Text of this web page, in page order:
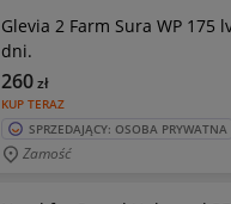
Glevia 2 Farm Sura WP 175
dni.
KUP TERAZ
260zł
SPRZEDAJĄCY: OSOBA PRYWATNA
Zamość